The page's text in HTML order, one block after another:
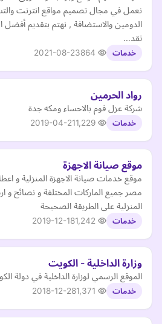
نعمل في مجال تصميم مواقع انترنت
الدومين والاستضافة , نهتم بتقديم أفضل
تقد…
خدمات 2021-08-23
رواد الحرمين
شركة عزل فوم بالاحساء ومكه جدة
خدمات 2019-04-21
موقع صيانة الاجهزة
موقع خدمات صيانة الاجهزة المنزلية و
مصر جميع الماركات المختلفة و نصائح و
المنزلية على الطريقة الصحيحة
خدمات 2019-12-18
وزارة الداخلية - الكويت
الموقع الرسمي لوزارة الداخلية في دولة
خدمات 2018-12-28